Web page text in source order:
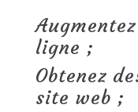
ligne ;
Obtenez
site web ;